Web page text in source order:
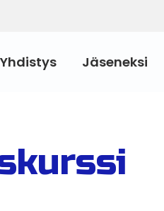
Yhdistys Jäseneksi